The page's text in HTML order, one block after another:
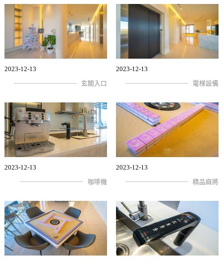
2023-12-13
玄關入口
2023-12-13
電梯設備
2023-12-13
咖啡機
2023-12-13
精品麻將